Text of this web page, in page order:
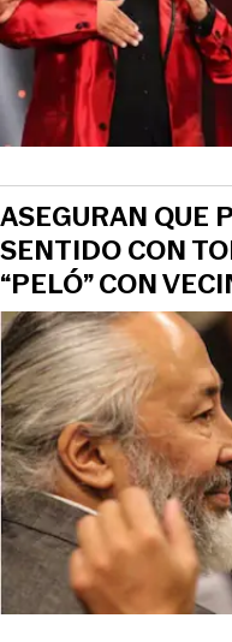
ASEGURAN QUE
SENTIDO CON
“PELÓ” CON